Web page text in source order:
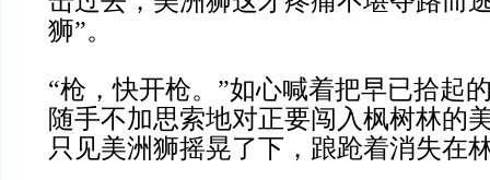
狮”。
“枪，快开枪。”如心喊着把早已拾起
随手不加思索地对正要闯入枫树林的
只见美洲狮摇晃了下，踉跄着消失在